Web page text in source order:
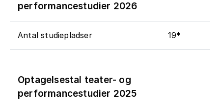
performancestudier 2026
Antal studiepladser 19*
Optagelsestal teater- og
performancestudier 2025